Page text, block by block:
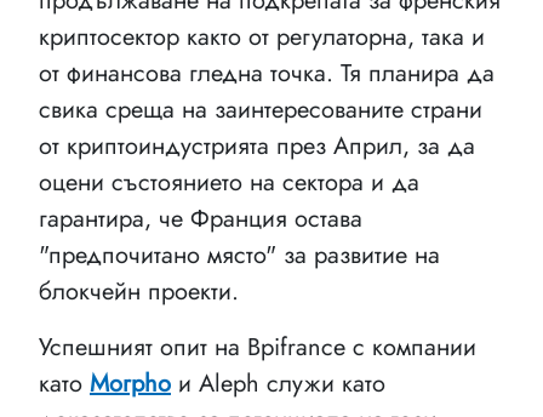
криптосектор както от регулаторна, така и
от финансова гледна точка. Тя планира да
свика среща на заинтересованите страни
от криптоиндустрията през Април, за да
оцени състоянието на сектора и да
гарантира, че Франция остава
"предпочитано място" за развитие на
блокчейн проекти.
Успешният опит на Bpifrance с компании
като Morpho и Aleph служи като